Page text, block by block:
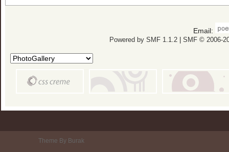
Email:
Powered by SMF 1.1.2| SMF © 2006-
Theme By Burak